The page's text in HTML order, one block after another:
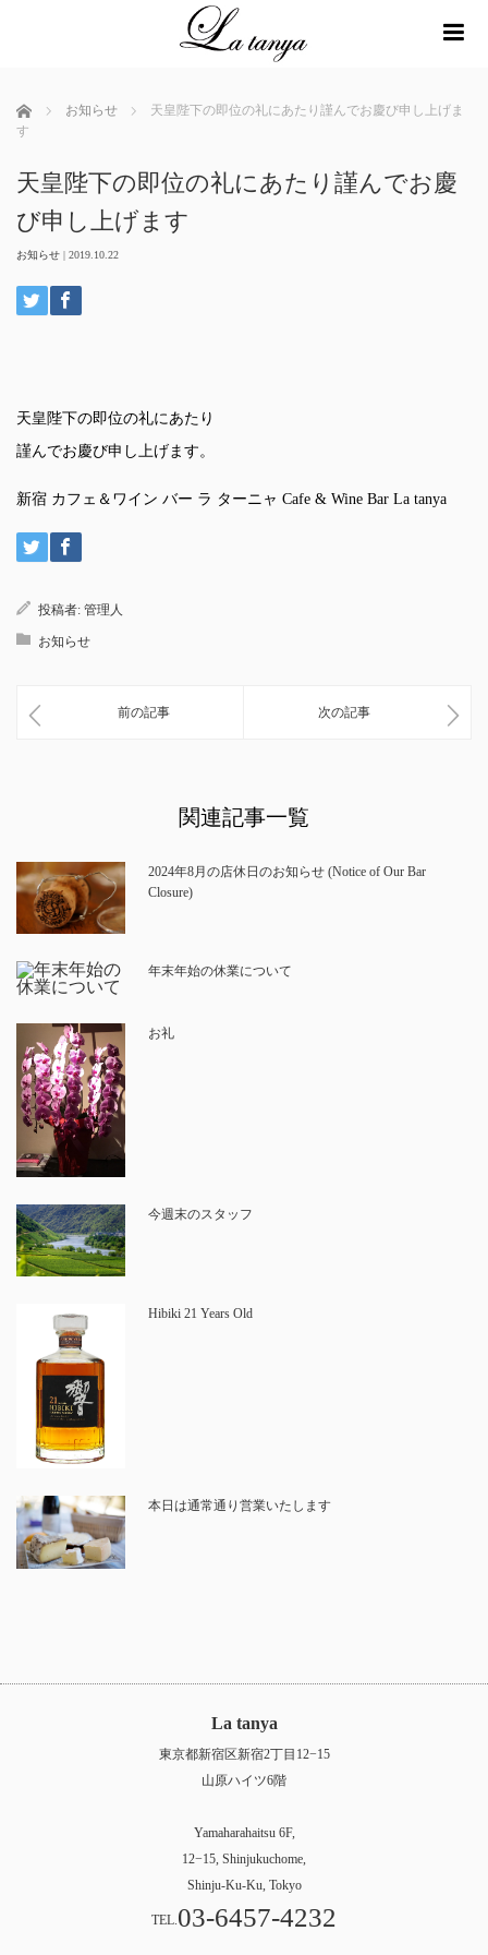
ホーム お知らせ
天皇陛下の即位の礼にあたり謹んでお慶び申し上げま
す
天皇陛下の即位の礼にあたり謹んでお慶
び申し上げます
お知らせ | 2019.10.22
天皇陛下の即位の礼にあたり
謹んでお慶び申し上げます。
新宿 カフェ＆ワイン バー ラ ターニャ Cafe & Wine Bar La tanya
投稿者: 管理人
お知らせ
前の記事 次の記事
関連記事一覧
2024年8月の店休日のお知らせ (Notice of Our Bar
Closure)
年末年始の休業について
お礼
今週末のスタッフ
Hibiki 21 Years Old
本日は通常通り営業いたします
La tanya
東京都新宿区新宿2丁目12−15
山原ハイツ6階
Yamaharahaitsu 6F,
12−15, Shinjukuchome,
Shinju-Ku-Ku, Tokyo
TEL.03-6457-4232